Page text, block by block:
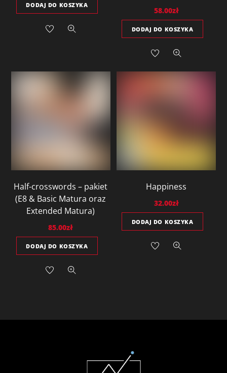
DODAJ DO KOSZYKA
58.00zł
DODAJ DO KOSZYKA
Half-crosswords – pakiet
(E8 & Basic Matura oraz
Extended Matura)
85.00zł
DODAJ DO KOSZYKA
Happiness
32.00zł
DODAJ DO KOSZYKA